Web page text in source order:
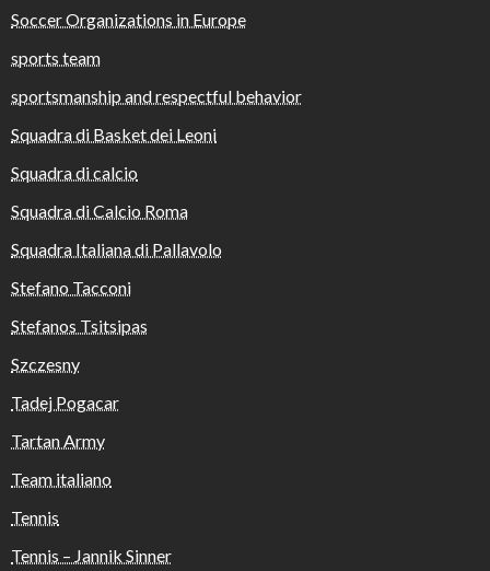
Soccer Organizations in Europe
sports team
sportsmanship and respectful behavior
Squadra di Basket dei Leoni
Squadra di calcio
Squadra di Calcio Roma
Squadra Italiana di Pallavolo
Stefano Tacconi
Stefanos Tsitsipas
Szczesny
Tadej Pogacar
Tartan Army
Team italiano
Tennis
Tennis – Jannik Sinner